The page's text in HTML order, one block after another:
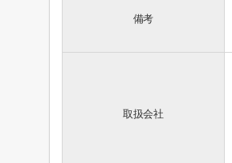
備考
取扱会社